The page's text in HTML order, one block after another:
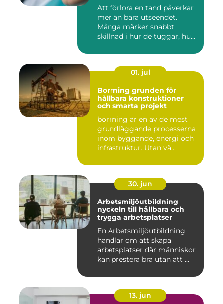
Att förlora en tand påverkar
mer än bara utseendet.
Många märker snabbt
skillnad i hur de tuggar, hu...
01. jul
Borrning grunden för
hållbara konstruktioner
och smarta projekt
borrning är en av de mest
grundläggande processerna
inom byggande, energi och
infrastruktur. Utan vä...
30. jun
Arbetsmiljöutbildning
nyckeln till hållbara och
trygga arbetsplatser
En Arbetsmiljöutbildning
handlar om att skapa
arbetsplatser där människor
kan prestera bra utan att ...
13. jun